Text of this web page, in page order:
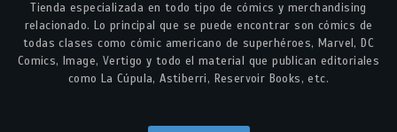
Tienda especializada en todo tipo de cómics y merchandising
relacionado. Lo principal que se puede encontrar son cómics de
todas clases como cómic americano de superhéroes, Marvel, DC
Comics, Image, Vertigo y todo el material que publican editoriales
como La Cúpula, Astiberri, Reservoir Books, etc.